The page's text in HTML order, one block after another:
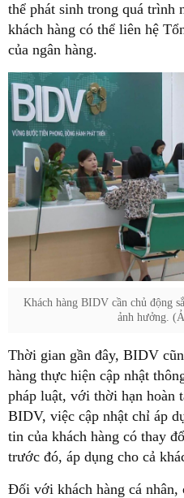
thể phát sinh trong quá trình
khách hàng có thể liên hệ
của ngân hàng.
Khách hàng BIDV cần chủ động
ảnh hưởng.
Thời gian gần đây, BIDV
hàng thực hiện cập nhật
pháp luật, với thời hạn hoàn
BIDV, việc cập nhật chỉ áp
tin của khách hàng có thay
trước đó, áp dụng cho cả
Đối với khách hàng cá nhân,